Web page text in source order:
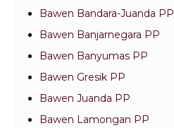
Bawen Bandara-Juanda PP
Bawen Banjarnegara PP
Bawen Banyumas PP
Bawen Gresik PP
Bawen Juanda PP
Bawen Lamongan PP